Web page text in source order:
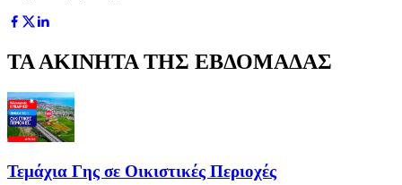
ΤΑ ΑΚΙΝΗΤΑ ΤΗΣ ΕΒΔΟΜΑΔΑΣ
Τεμάχια Γης σε Οικιστικές Περιοχές